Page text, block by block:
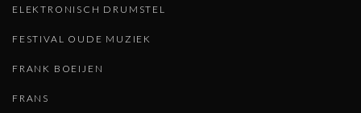
ELEKTRONISCH DRUMSTEL
FESTIVAL OUDE MUZIEK
FRANK BOEIJEN
FRANS